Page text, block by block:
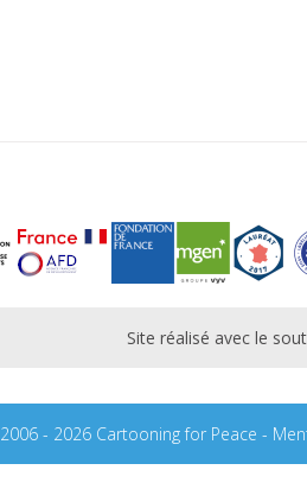
Site réalisé avec le
2006 - 2026 Cartooning for Peace -